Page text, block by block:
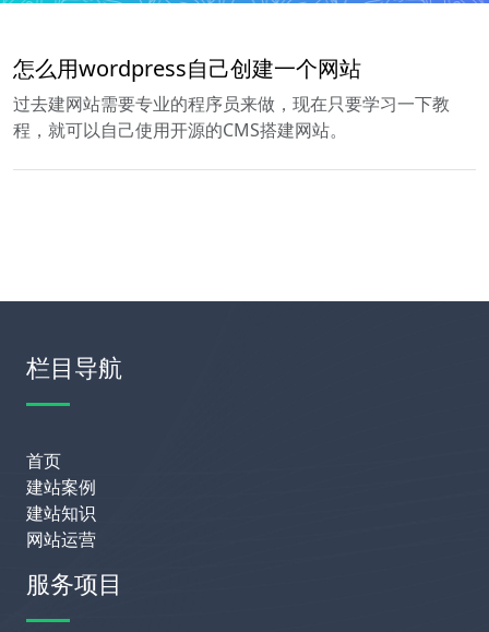
怎么用wordpress自己创建一个网站
过去建网站需要专业的程序员来做，现在只要学习一下教
程，就可以自己使用开源的CMS搭建网站。
栏目导航
首页
建站案例
建站知识
网站运营
服务项目